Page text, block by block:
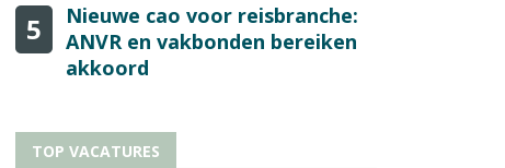
5
Nieuwe cao voor reisbranche:
ANVR en vakbonden bereiken
akkoord
TOP VACATURES